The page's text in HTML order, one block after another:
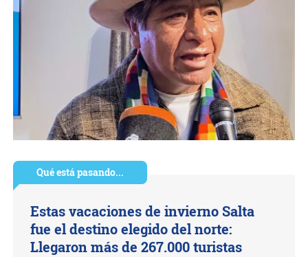
Qué está pasando...
Estas vacaciones de invierno Salta
fue el destino elegido del norte:
Llegaron más de 267.000 turistas